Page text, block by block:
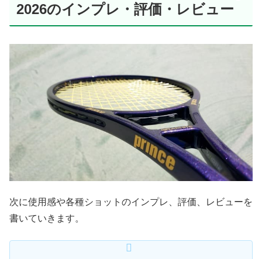
2026のインプレ・評価・レビュー
次に使用感や各種ショットのインプレ、評価、レビューを
書いていきます。